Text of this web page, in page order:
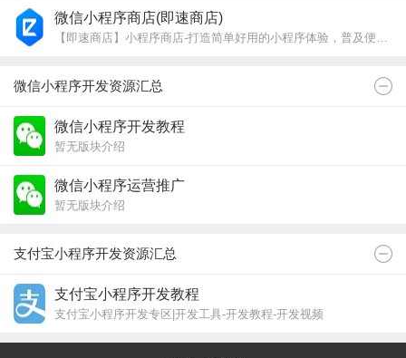
微信小程序商店(即速商店)
【即速商店】小程序商店-打造简单好用的小程序体验，普及便捷的小程序生活方式_2019
微信小程序开发资源汇总
微信小程序开发教程
暂无版块介绍
微信小程序运营推广
暂无版块介绍
支付宝小程序开发资源汇总
支付宝小程序开发教程
支付宝小程序开发专区|开发工具-开发教程-开发视频